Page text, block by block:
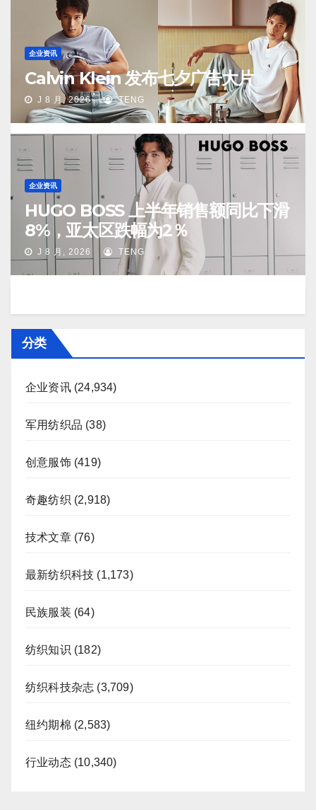
企业资讯
Calvin Klein 发布七夕广告大片
J 8 月, 2026 TENG
企业资讯
HUGO BOSS 上半年销售额同比下滑
8%，亚太区跌幅为2％
J 8 月, 2026 TENG
分类
企业资讯(24,934)
军用纺织品 (38)
创意服饰(419)
奇趣纺织 (2,918)
技术文章(76)
最新纺织科技 (1,173)
民族服装 (64)
纺织知识 (182)
纺织科技杂志 (3,709)
纽约期棉 (2,583)
行业动态(10,340)